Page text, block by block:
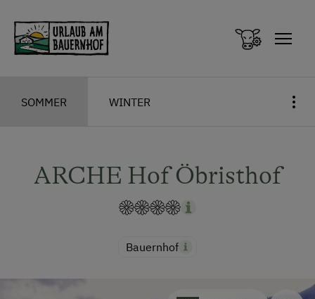
SOMMER WINTER
ARCHE Hof Öbristhof
Bauernhof